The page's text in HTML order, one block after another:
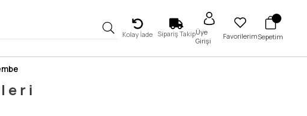
Kolay İade Sipariş TakipÜye
Girişi
FavorilerimSepetim